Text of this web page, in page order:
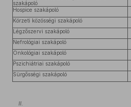
szakápoló
Hospice szakápoló
Körzeti közösségi szakápoló
Légzőszervi szakápoló
Nefrológiai szakápoló
Onkológiai szakápoló
Pszichiátriai szakápoló
Sürgősségi szakápoló
II.